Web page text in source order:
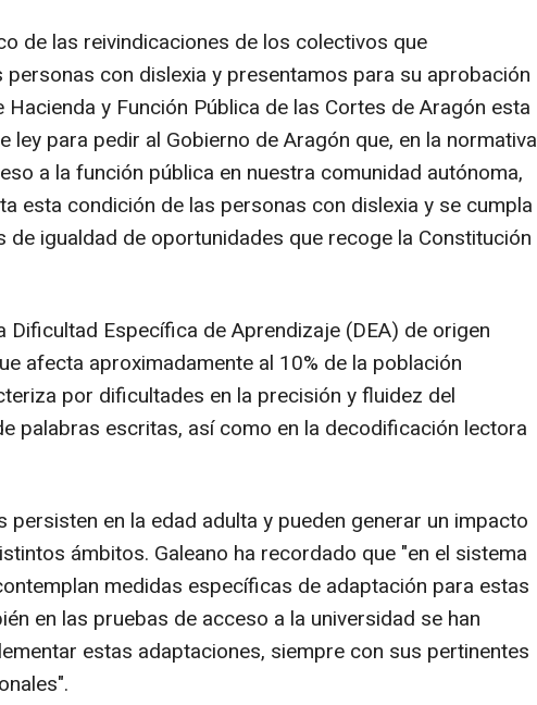
de las reivindicaciones de los colectivos que
personas con dislexia y presentamos para su aprobación
Hacienda y Función Pública de las Cortes de Aragón esta
ley para pedir al Gobierno de Aragón que, en la normativa
a la función pública en nuestra comunidad autónoma,
esta condición de las personas con dislexia y se cumpla
de igualdad de oportunidades que recoge la Constitución
Dificultad Específica de Aprendizaje (DEA) de origen
afecta aproximadamente al 10% de la población
por dificultades en la precisión y fluidez del
palabras escritas, así como en la decodificación lectora
persisten en la edad adulta y pueden generar un impacto
ámbitos. Galeano ha recordado que "en el sistema
medidas específicas de adaptación para estas
en las pruebas de acceso a la universidad se han
estas adaptaciones, siempre con sus pertinentes